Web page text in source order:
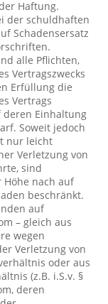
Haftung.
der schuldhaften
Schadensersatz
alle Pflichten,
Vertragszwecks
Erfüllung die
Vertrags
Einhaltung
Soweit jedoch
nur leicht
Verletzung von
sind
Höhe nach auf
beschränkt.
auf
– gleich aus
wegen
Verletzung von
oder aus
(z.B. i.S.v. §
deren